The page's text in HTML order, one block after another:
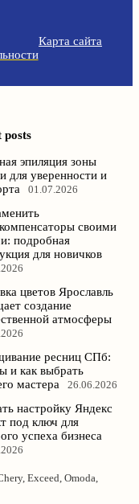
Карта сайта
posts
эпиляция зоны
для уверенности и
01.07.2026
своими
подробная
для новичков
цветов Ярославль
создание
атмосферы
ресниц СПб:
и как выбрать
мастера
26.06.2026
настройку Яндекс
под ключ для
успеха бизнеса
Exceed, Omoda,